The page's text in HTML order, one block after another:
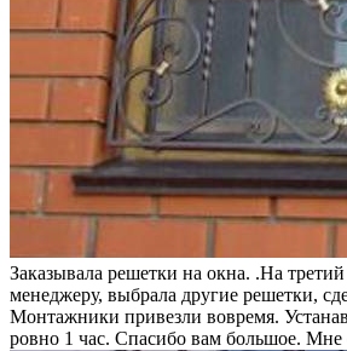
Заказывала решетки на окна. .На
менеджеру, выбрала другие решетки,
Монтажники привезли вовремя.
ровно 1 час. Спасибо вам большое. Мне